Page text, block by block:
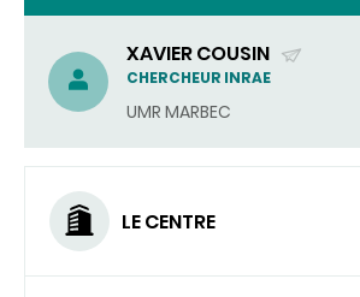
XAVIER COUSIN
(ENVOYER
UN
CHERCHEUR INRAE
UMR MARBEC
LE CENTRE